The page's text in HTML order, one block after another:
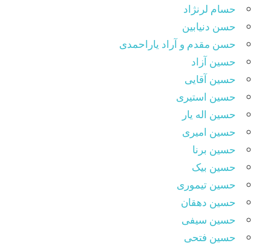
حسام لرنژاد
حسن دنیابین
حسن مقدم و آراد یاراحمدی
حسین آزاد
حسین آقایی
حسین استیری
حسین اله یار
حسین امیری
حسین برنا
حسین بیک
حسین تیموری
حسین دهقان
حسین سیفی
حسین فتحی